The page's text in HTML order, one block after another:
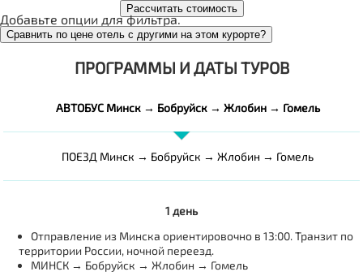
Рассчитать стоимость
Добавьте опции для фильтра.
Сравнить по цене отель с другими на этом курорте?
ПРОГРАММЫ И ДАТЫ ТУРОВ
АВТОБУС Минск → Бобруйск → Жлобин → Гомель
ПОЕЗД Минск → Бобруйск → Жлобин → Гомель
1 день
Отправление из Минска ориентировочно в 13:00. Транзит по
территории России, ночной переезд.
МИНСК → Бобруйск → Жлобин → Гомель